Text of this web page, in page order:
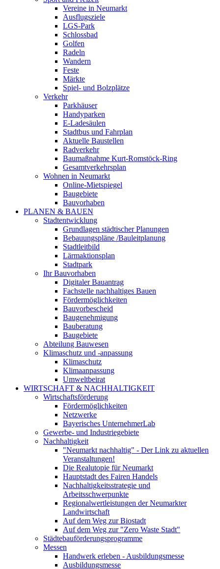
Vereine in Neumarkt
Ausflugsziele
LGS-Park
Schlossbad
Golfen
Radeln
Wandern
Feste
Märkte
Spiel- und Bolzplätze
Verkehr
Parkhäuser
Handyparken
E-Ladesäulen
Stadtbus und Fahrplan
Aktuelle Baustellen
Radverkehr
Baumaßnahme Kurt-Romstöck-Ring
Gesamtverkehrsplan
Wohnen in Neumarkt
Online-Mietspiegel
Baugebiete
Bauvorhaben
PLANEN & BAUEN
Stadtentwicklung
Grundlagen städtischer Planungen
Bebauungspläne /Bauleitplanung
Stadtleitbild
Lärmaktionsplan
Stadtpark
Ihr Bauvorhaben
Digitaler Bauantrag
Fachstelle nachhaltiges Bauen
Fördermöglichkeiten
Bauvorbescheid
Baugenehmigung
Bauberatung
Baugebiete
Abteilung Bauwesen
Klimaschutz und -anpassung
Klimaschutz
Klimaanpassung
Umweltbeirat
WIRTSCHAFT & NACHHALTIGKEIT
Wirtschaftsförderung
Fördermöglichkeiten
Netzwerke
Bayerisches UnternehmerLab
Gewerbe- und Industriegebiete
Nachhaltigkeit
"Neumarkt nachhaltig" - Der Link zu aktuellen
Veranstaltungen!
Die Realutopie für Neumarkt
Hauptstadt des Fairen Handels
Nachhaltigkeitsstrategie und
Arbeitsschwerpunkte
Regionalwertleistungen der Neumarkter
Landwirtschaft
Auf dem Weg zur Biostadt
Auf dem Weg zur "Zero Waste Stadt"
Städtebauförderungsprogramme
Messen
Handwerk erleben - Ausbildungsmesse
Ausbildungsmesse